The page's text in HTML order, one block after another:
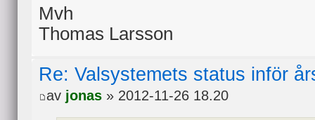
Mvh
Thomas Larsson
Re: Valsystemets status inför
av jonas » 2012-11-26 18.20